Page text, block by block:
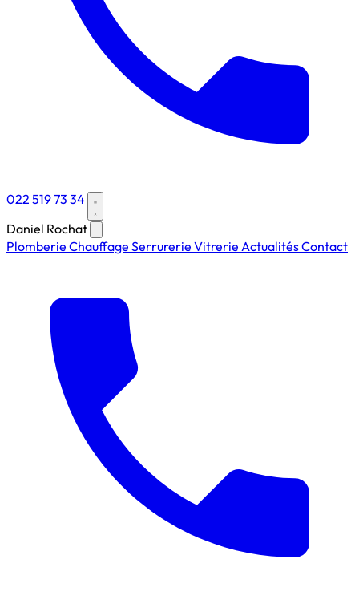
022 519 73 34
Daniel Rochat
Plomberie Chauffage Serrurerie Vitrerie ActualitésContact